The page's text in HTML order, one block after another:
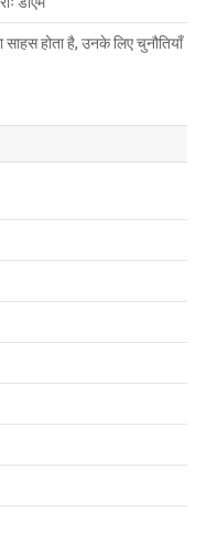
होता है, उनके लिए चुनौतियाँ